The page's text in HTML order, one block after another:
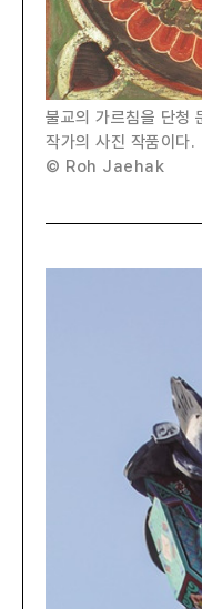
불교의 가르침을 단청
작가의 사진 작품이다.
© Roh Jaehak